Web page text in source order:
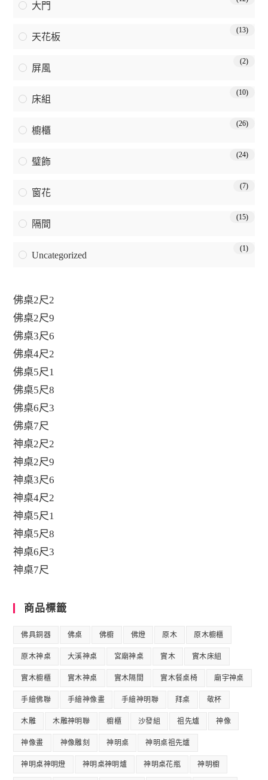
大門
天花板
(13)
屏風
(2)
床組
(10)
櫥櫃
(26)
璧飾
(24)
窗花
(7)
隔間
(15)
Uncategorized
(1)
佛桌2尺2
佛桌2尺9
佛桌3尺6
佛桌4尺2
佛桌5尺1
佛桌5尺8
佛桌6尺3
佛桌7尺
神桌2尺2
神桌2尺9
神桌3尺6
神桌4尺2
神桌5尺1
神桌5尺8
神桌6尺3
神桌7尺
商品標籤
佛具銅器 佛桌 佛櫥 佛燈 原木 原木櫥櫃
原木神桌 大溪神桌 宮廟神桌 實木 實木床組
實木櫥櫃 實木神桌 實木隔間 實木餐桌椅 廟宇神桌
手繪佛聯 手繪神像畫 手繪神明聯 拜桌 敬杯
木雕 木雕神明聯 櫥櫃 沙發組 祖先爐 神像
神像畫 神像雕刻 神明桌 神明桌祖先爐
神明桌神明燈 神明桌神明爐 神明桌花瓶 神明櫥